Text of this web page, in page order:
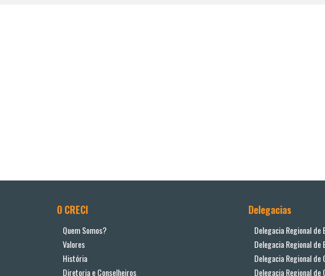
O CRECI
Quem Somos?
Valores
História
Diretoria e Conselheiros
Delegacias
Delegacia Regional
Delegacia Regional de
Delegacia Regional de
Delegacia Regional de